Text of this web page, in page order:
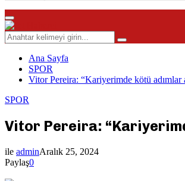
Primary
Menu
Search
for:
Search
Ana Sayfa
SPOR
Vitor Pereira: “Kariyerimde kötü adımlar
SPOR
Vitor Pereira:
ile adminAralık 25, 2024
Paylaş0